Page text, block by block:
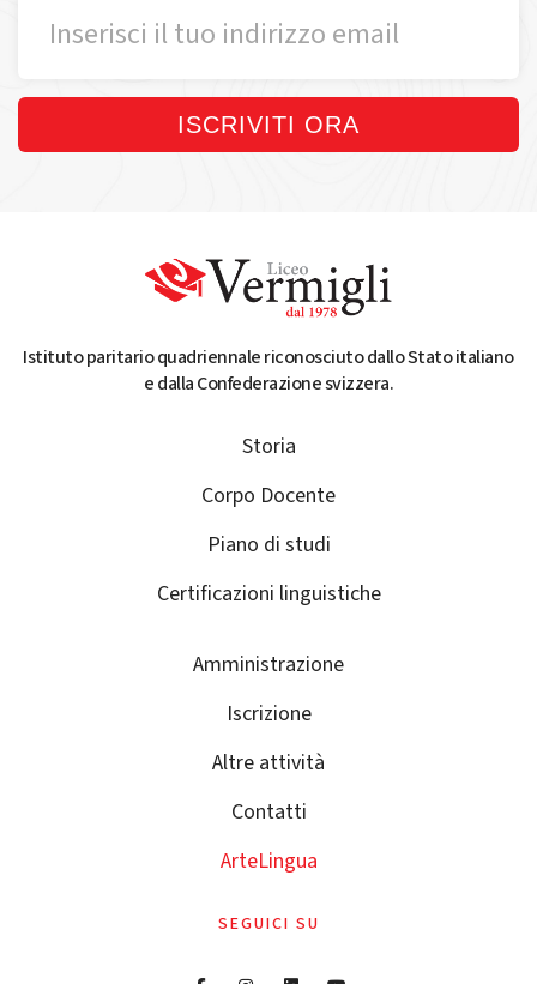
ISCRIVITI ORA
Istituto paritario quadriennale riconosciuto dallo Stato italiano
e dalla Confederazione svizzera.
Storia
Corpo Docente
Piano di studi
Certificazioni linguistiche
Amministrazione
Iscrizione
Altre attività
Contatti
ArteLingua
SEGUICI SU